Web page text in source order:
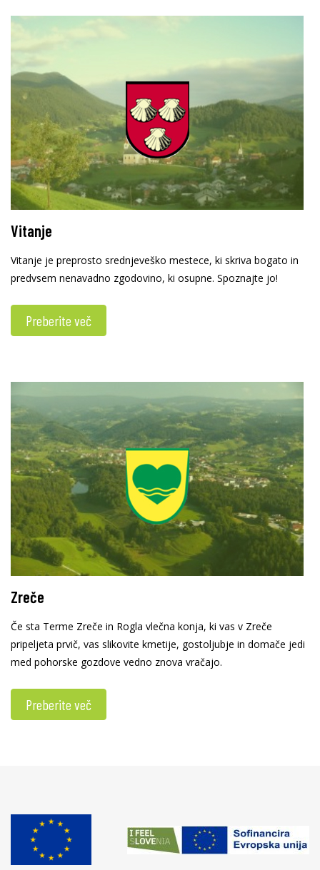
Vitanje
Vitanje je preprosto srednjeveško mestece, ki skriva bogato in
predvsem nenavadno zgodovino, ki osupne. Spoznajte jo!
Preberite več
Zreče
Če sta Terme Zreče in Rogla vlečna konja, ki vas v Zreče
pripeljeta prvič, vas slikovite kmetije, gostoljubje in domače jedi
med pohorske gozdove vedno znova vračajo.
Preberite več